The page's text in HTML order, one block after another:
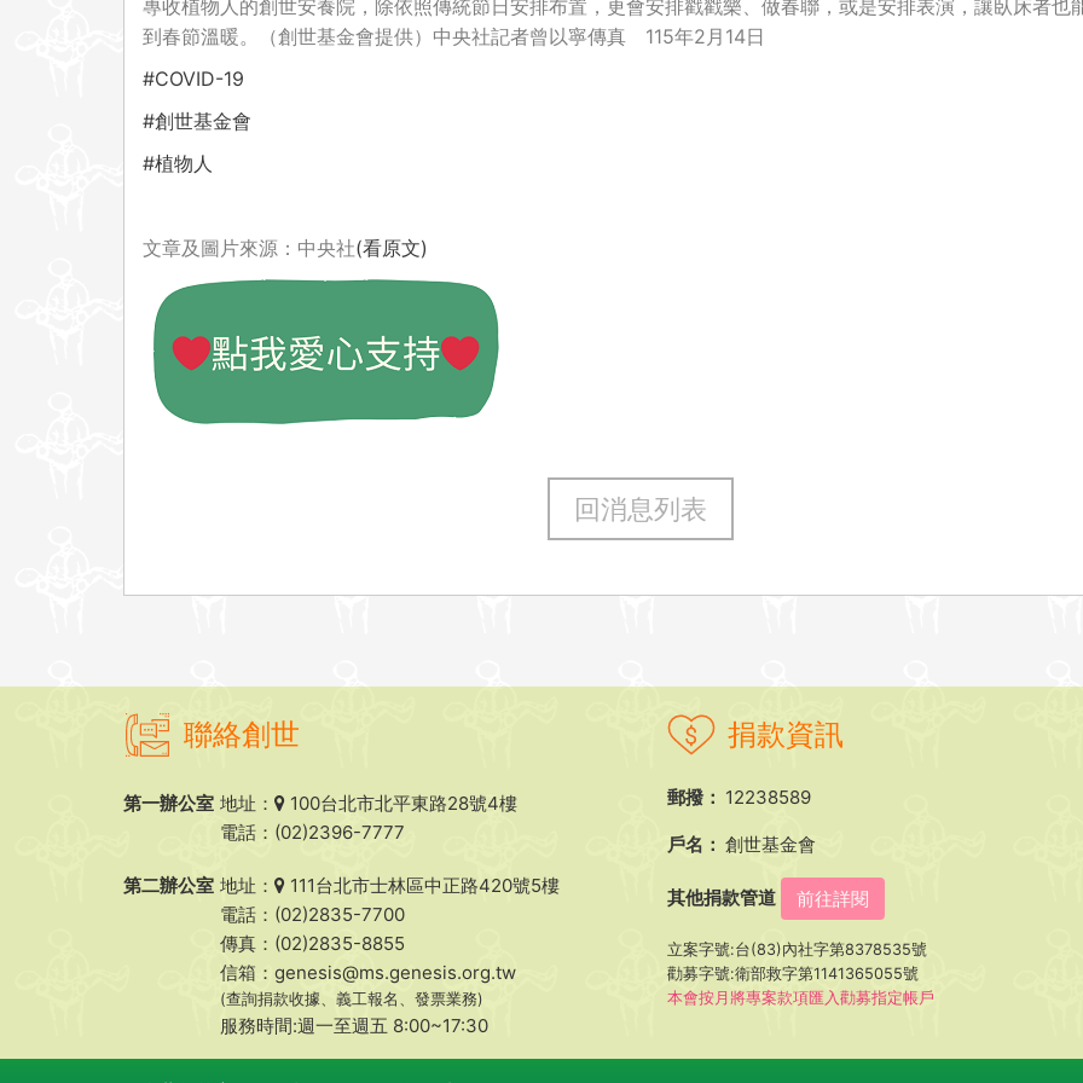
專收植物人的創世安養院，除依照傳統節日安排布置，更會安排戳戳樂、做春聯，或是安排表演，讓臥床者也
到春節溫暖。（創世基金會提供）中央社記者曾以寧傳真 115年2月14日
#COVID-19
#創世基金會
#植物人
文章及圖片來源：中央社(看原文)
回消息列表
聯絡創世
第一辦公室 地址：
100台北市北平東路28號4樓
電話：(02)2396-7777
第二辦公室 地址：
111台北市士林區中正路420號5樓
電話：(02)2835-7700
傳真：(02)2835-8855
信箱： genesis@ms.genesis.org.tw
(查詢捐款收據、義工報名、發票業務)
服務時間:週一至週五 8:00~17:30
捐款資訊
郵撥： 12238589
戶名： 創世基金會
其他捐款管道 前往詳閱
立案字號:台(83)內社字第8378535號
勸募字號:衛部救字第1141365055號
本會按月將專案款項匯入勸募指定帳戶